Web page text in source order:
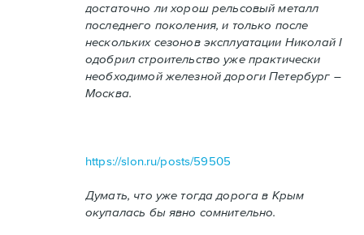
достаточно ли хорош рельсовый металл
последнего поколения, и только после
нескольких сезонов эксплуатации Николай I
одобрил строительство уже практически
необходимой железной дороги Петербург –
Москва.
https://slon.ru/posts/59505
Думать, что уже тогда дорога в Крым
окупалась бы явно сомнительно.